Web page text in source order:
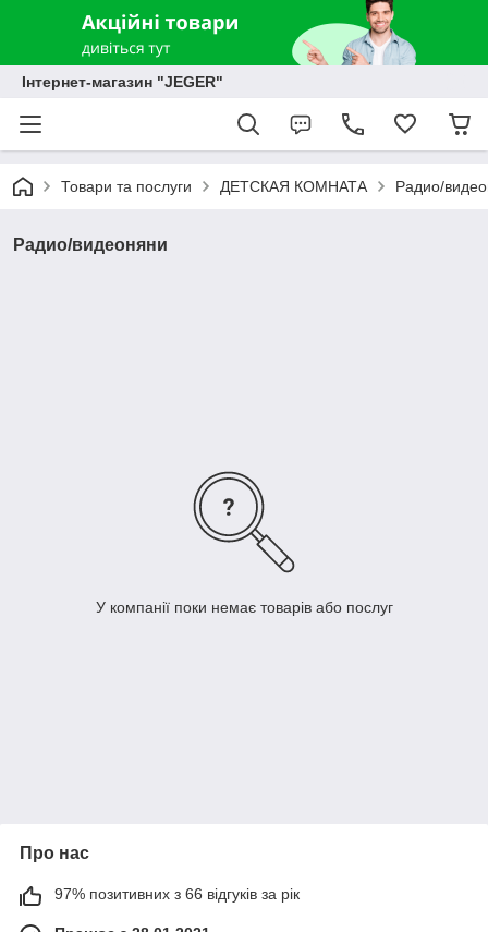
Інтернет-магазин "JEGER"
Товари та послуги ДЕТСКАЯ КОМНАТА Радио/
Радио/видеоняни
У компанії поки немає товарів або послуг
Про нас
97% позитивних з 66 відгуків за рік